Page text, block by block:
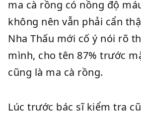
ma cà rồng có nồng độ
không nên vẫn phải cẩn
Nha Thấu mới cố ý nói rõ
mình, cho tên 87% trước
cũng là ma cà rồng.
Lúc trước bác sĩ kiểm tra